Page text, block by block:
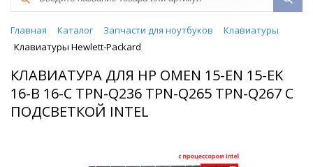
Главная Каталог Запчасти для ноутбуков
Клавиатуры
Клавиатуры Hewlett-Packard
КЛАВИАТУРА ДЛЯ HP OMEN 15-EN 15-EK
16-B 16-C TPN-Q236 TPN-Q265 TPN-Q267 С
ПОДСВЕТКОЙ INTEL